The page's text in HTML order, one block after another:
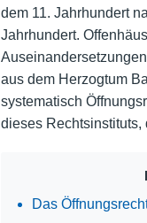
dem 11. Jahrhundert
Jahrhundert.
aus dem Herzogtum
systematisch
dieses Rechtsinstituts,
Das